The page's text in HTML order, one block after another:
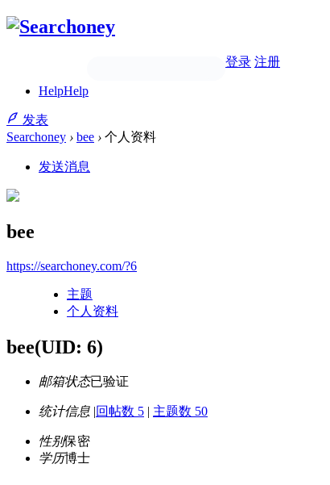
登录 注册
HelpHelp
发表
Searchoney › bee › 个人资料
发送消息
bee
https://searchoney.com/?6
主题
个人资料
bee(UID: 6)
邮箱状态已验证
统计信息 |回帖数 5 | 主题数 50
性别保密
学历博士